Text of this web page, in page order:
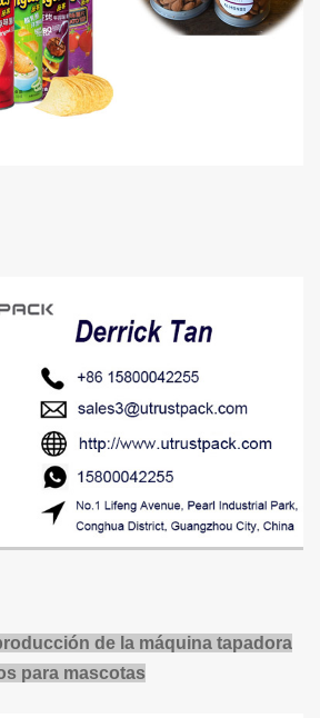
de la máquina tapadora
para mascotas